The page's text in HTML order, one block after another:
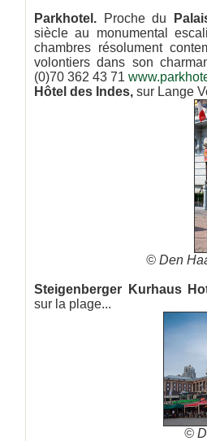
Parkhotel. Proche du
siècle au monumental
chambres résolument
volontiers dans son
(0)70 362 43 71
Hôtel des Indes, sur Lange
© Den
Steigenberger Kurhaus
sur la plage...
©